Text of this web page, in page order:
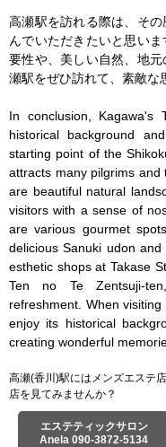
高瀬駅を訪れる際は、そ
んでいただきたいと思い
要性や、美しい自然、地
瀬駅をぜひ訪れて、素敵な
In conclusion,
historical background
starting point of the
attracts many pilgrims and
are beautiful natural
visitors with a sense of
are various gourmet
delicious Sanuki udon
esthetic shops at Takase
Ten no Te Zentsuji-
refreshment. When
enjoy its historical
creating wonderful
高瀬(香川)駅にはメンズエステ
店を見てみませんか？
エステティックサロン
Anela 090-3872-5134